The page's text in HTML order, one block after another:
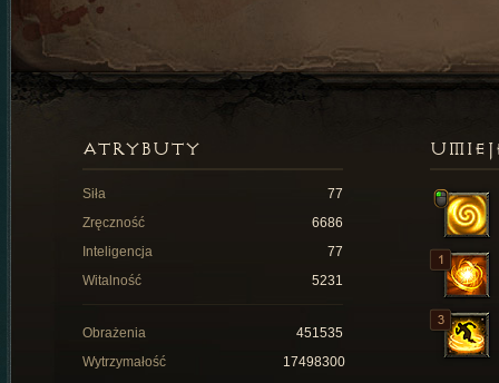
ATRYBUTY
Siła
77
Zręczność
6686
Inteligencja
77
Witalność
5231
Obrażenia
451535
Wytrzymałość
17498300